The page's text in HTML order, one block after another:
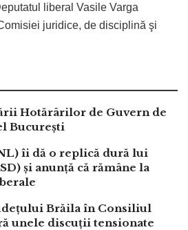
liberal Vasile Varga
juridice, de disciplină şi
Hotărârilor de Guvern de
București
îi dă o replică dură lui
și anunță că rămâne la
Brăila în Consiliul
unele discuții tensionate